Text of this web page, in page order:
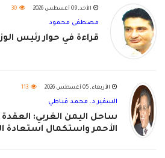
الأحد, 09 أغسطس 2026 30
مصطفى محمود
قراءة في حوار رئيس
الأربعاء, 05 أغسطس 2026 113
السفير د. محمد قباطي
ساحل اليمن الغربي: العقدة
الأحمر واستكمال استعادة